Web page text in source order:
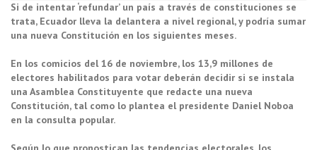
Si de intentar ‘refundar’ un país a través de constituciones se
trata, Ecuador lleva la delantera a nivel regional, y podría sumar
una nueva Constitución en los siguientes meses.
En los comicios del 16 de noviembre, los 13,9 millones de
electores habilitados para votar deberán decidir si se instala
una Asamblea Constituyente que redacte una nueva
Constitución, tal como lo plantea el presidente Daniel Noboa
en la consulta popular.